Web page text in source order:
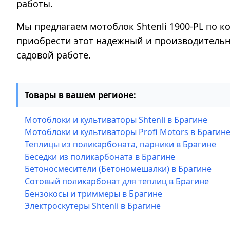
работы.
Мы предлагаем мотоблок Shtenli 1900-PL по
приобрести этот надежный и
садовой работе.
Товары в вашем регионе:
Мотоблоки и культиваторы Shtenli в Брагине
Мотоблоки и культиваторы Profi Motors в Брагине
Теплицы из поликарбоната, парники в Брагине
Беседки из поликарбоната в Брагине
Бетоносмесители (Бетономешалки) в Брагине
Сотовый поликарбонат для теплиц в Брагине
Бензокосы и триммеры в Брагине
Электроскутеры Shtenli в Брагине